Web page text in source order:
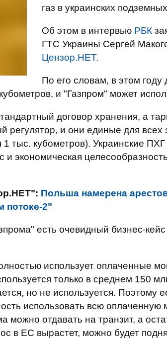
газ в украинских
Об этом в интервью РБК
ГТС Украины Сергей
Цензор.НЕТ.
По его словам, в этом
и "Газпром" может
договор хранения, а
регулятор, и они единые для всех
тыс. кубометров). Украинские
и экономическая
Польша намерена
потоке-2"
есть очевидный бизнес-
использует оплаченные
только в среднем 150
но не используется. Поэтому
использовать всю оплаченную
можно отдавать на транзит, а
в ЕС вырастет, можно будет